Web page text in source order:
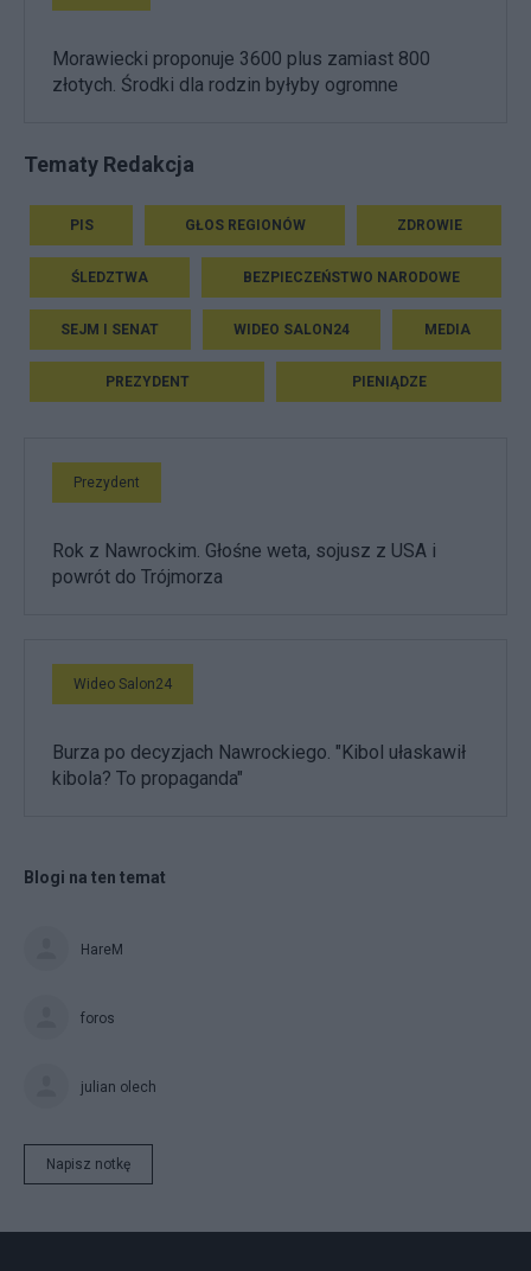
Morawiecki proponuje 3600 plus zamiast 800
złotych. Środki dla rodzin byłyby ogromne
Tematy Redakcja
PIS GŁOS REGIONÓW ZDROWIE
ŚLEDZTWA BEZPIECZEŃSTWO NARODOWE
SEJM I SENAT WIDEO SALON24 MEDIA
PREZYDENT PIENIĄDZE
Prezydent
Rok z Nawrockim. Głośne weta, sojusz z USA i
powrót do Trójmorza
Wideo Salon24
Burza po decyzjach Nawrockiego. "Kibol ułaskawił
kibola? To propaganda"
Blogi na ten temat
HareM
foros
julian olech
Napisz notkę